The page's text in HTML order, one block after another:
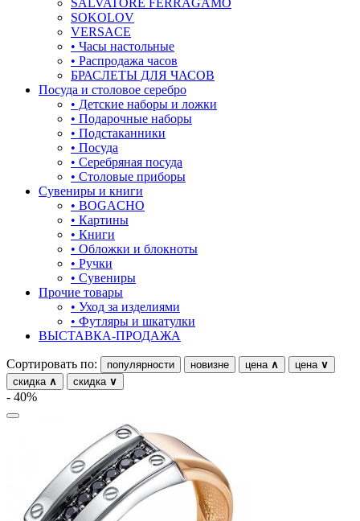
мышки
обереги
один камень
под гравировку
подкова
предметы
прямоугольник
птицы
растительный мир
ремни
ромб
рыбки
слова
слоны
SALVATORE FERRAGAMO
SOKOLOV
VERSACE
• Часы настольные
• Распродажа часов
БРАСЛЕТЫ ДЛЯ ЧАСОВ
Посуда и столовое серебро
• Детские наборы и ложки
• Подарочные наборы
• Подстаканники
• Посуда
• Серебряная посуда
• Столовые приборы
Сувениры и книги
• BOGACHO
• Картины
• Книги
• Обложки и блокноты
• Ручки
• Сувениры
Прочие товары
• Уход за изделиями
• Футляры и шкатулки
ВЫСТАВКА-ПРОДАЖА
Сортировать по: популярности новизне цена ∧ цена ∨
скидка ∧ скидка ∨
- 40%